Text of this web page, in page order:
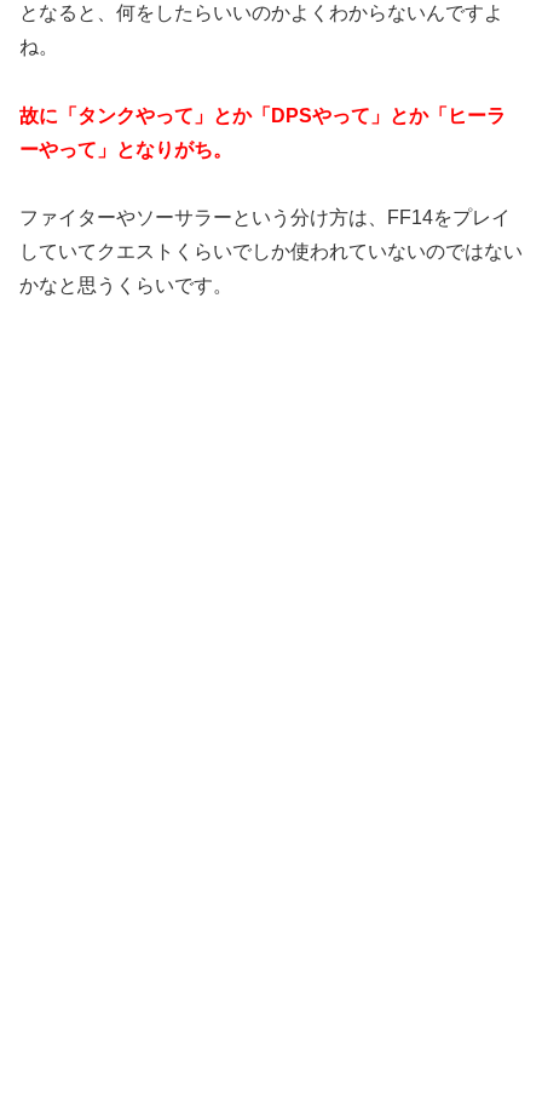
となると、何をしたらいいのかよくわからないんですよ
ね。
故に「タンクやって」とか「DPSやって」とか「ヒーラ
ーやって」となりがち。
ファイターやソーサラーという分け方は、FF14をプレイ
していてクエストくらいでしか使われていないのではない
かなと思うくらいです。